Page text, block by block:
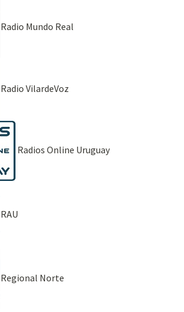
Radio Mundo Real
Radio VilardeVoz
Radios Online Uruguay
RAU
Regional Norte